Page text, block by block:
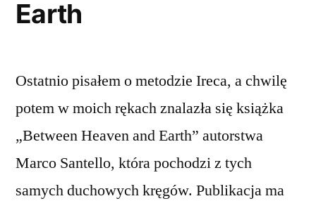
Earth
Ostatnio pisałem o metodzie Ireca, a chwilę
potem w moich rękach znalazła się książka
„Between Heaven and Earth” autorstwa
Marco Santello, która pochodzi z tych
samych duchowych kręgów. Publikacja ma